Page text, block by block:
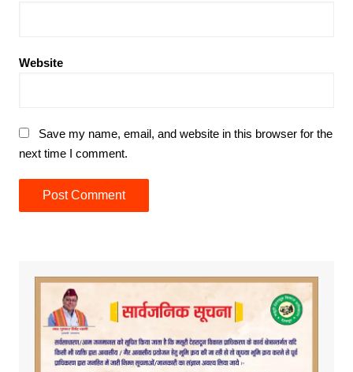
Website
Save my name, email, and website in this browser for the
next time I comment.